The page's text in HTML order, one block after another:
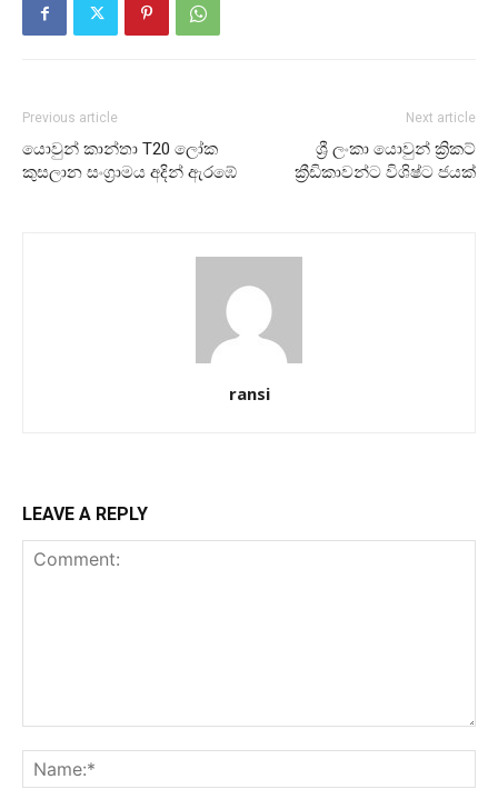
Previous article
යොවුන් කාන්තා T20 ලෝක
කුසලාන සංග්‍රාමය අදින් ඇරඹේ
Next article
ශ්‍රී ලංකා යොවුන් ක්‍රිකට්
ක්‍රීඩිකාවන්ට විශිෂ්ට ජයක්
ransi
LEAVE A REPLY